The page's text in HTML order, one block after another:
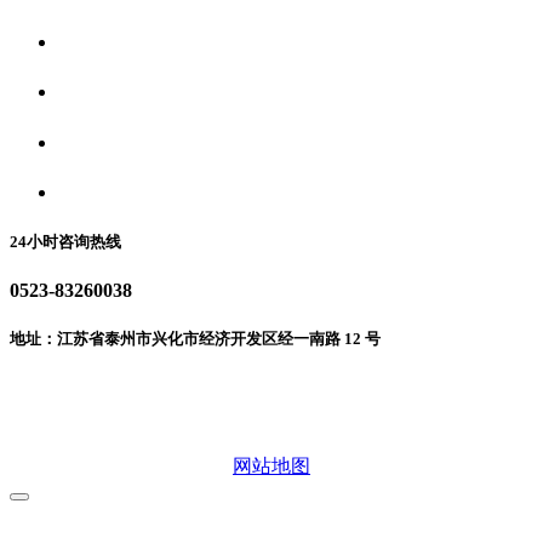
24小时咨询热线
0523-83260038
地址：江苏省泰州市兴化市经济开发区经一南路 12 号
网站地图